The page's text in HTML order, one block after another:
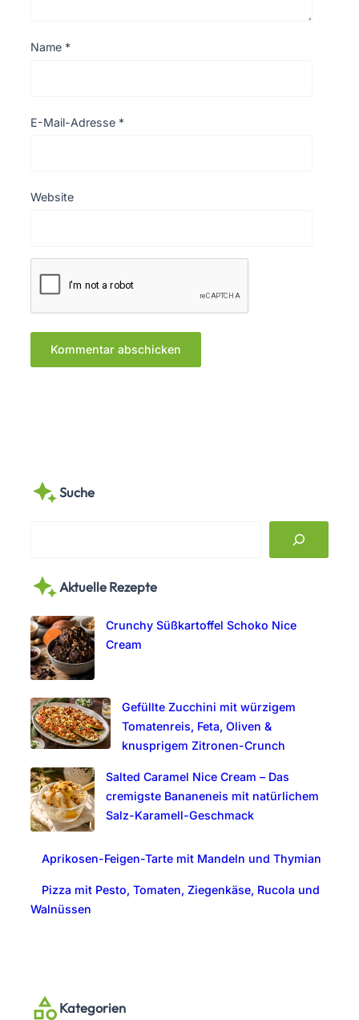
Name *
E-Mail-Adresse *
Website
Suche
r
h
Aktuelle Rezepte
Crunchy Süßkartoffel Schoko Nice
Cream
Gefüllte Zucchini mit würzigem
Tomatenreis, Feta, Oliven &
knusprigem Zitronen-Crunch
Salted Caramel Nice Cream – Das
cremigste Bananeneis mit natürlichem
Salz-Karamell-Geschmack
Aprikosen-Feigen-Tarte mit Mandeln und Thymian
Pizza mit Pesto, Tomaten, Ziegenkäse, Rucola und
Walnüssen
Kategorien